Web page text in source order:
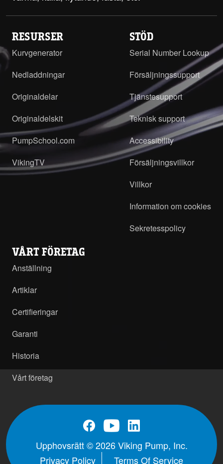
RESURSER
Kurvgenerator
Nedladdningar
Originaldelar
Originaldelskit
PumpSchool.com
VikingTV
STÖD
Serial Number Lookup
Försäljningssupport
Tjänstesupport
Teknisk support
Accessibility
Försäljningsvillkor
Villkor
Information om cookies
Sekretesspolicy
VÅRT FÖRETAG
Anställning
Artiklar
Certifieringar
Garanti
Historia
Vårt företag
Upphovsrätt © 2026 Viking Pump, Inc.
Privacy Policy
Terms Of Service